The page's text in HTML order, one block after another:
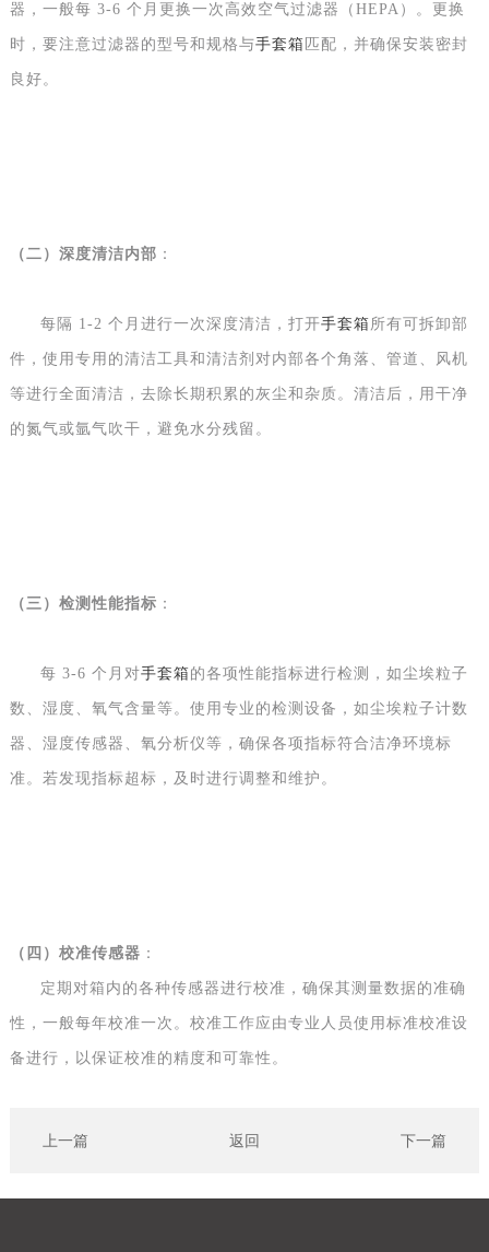
器，一般每 3-6 个月更换一次高效空气过滤器（HEPA）。更换
时，要注意过滤器的型号和规格与手套箱 匹配，并确保安装密封
良好。
（二 ） 深度清洁内部 ：
每隔 1-2 个月进行一次深度清洁，打开手套箱所有可拆卸部
件，使用专用的清洁工具和清洁剂对内部各个角落、管道、风机
等进行全面清洁，去除长期积累的灰尘和杂质。清洁后，用干净
的氮气或氩气吹干，避免水分残留。
（三 ） 检测性能指标 ：
每 3-6 个月对手套箱的各项性能指标进行检测，如尘埃粒子
数、湿度、氧气含量等。使用专业的检测设备，如尘埃粒子计数
器、湿度传感器、氧分析仪等，确保各项指标符合洁净环境标
准。若发现指标超标，及时进行调整和维护。
（ 四 ） 校准传感器 ：
定期对箱内的各种传感器进行校准，确保其测量数据的准确
性，一般每年校准一次。校准工作应由专业人员使用标准校准设
备进行，以保证校准的精度和可靠性。
上一篇 返回 下一篇